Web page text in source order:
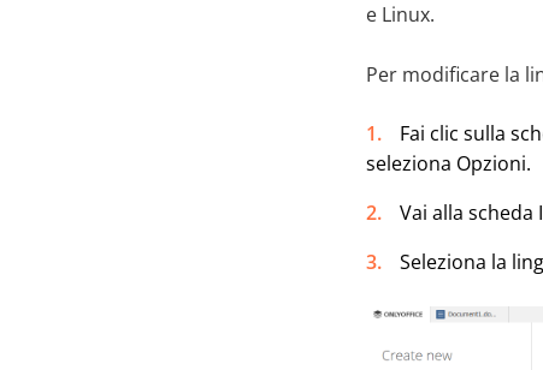
e Linux.
Per modificare la
Fai clic sulla
seleziona Opzioni.
Vai alla scheda
Seleziona la